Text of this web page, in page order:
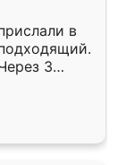
в
3